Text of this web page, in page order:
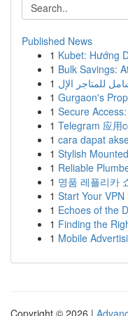
Published News
1 Kubet: Hướng
1 Bulk Savings:
1
1 Gurgaon's
1 Secure
1 Telegram 应用
1 cara dapat
1 Stylish
1 Reliable
1 명품 레플리카
1 Start Your
1 Echoes of the
1 Finding the
1 Mobile
Copyright © 2026 |